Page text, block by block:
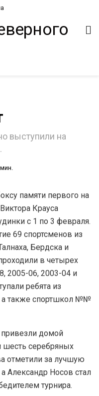
выступили на
памяти первого на
Крауса
с 1 по 3 февраля.
69 спортсменов из
Бердска и
в четырех
2005-06, 2003-04 и
ребята из
а также спортшкол №№
привезли домой
шесть серебряных
отметили за лучшую
Александр Носов стал
турнира.